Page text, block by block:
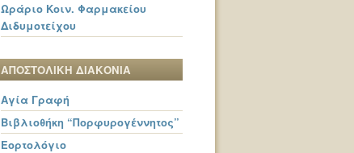
Ωράριο Κοιν. Φαρμακείου
Διδυμοτείχου
ΑΠΟΣΤΟΛΙΚΗ ΔΙΑΚΟΝΙΑ
Αγία Γραφή
Βιβλιοθήκη “Πορφυρογέννητος”
Εορτολόγιο